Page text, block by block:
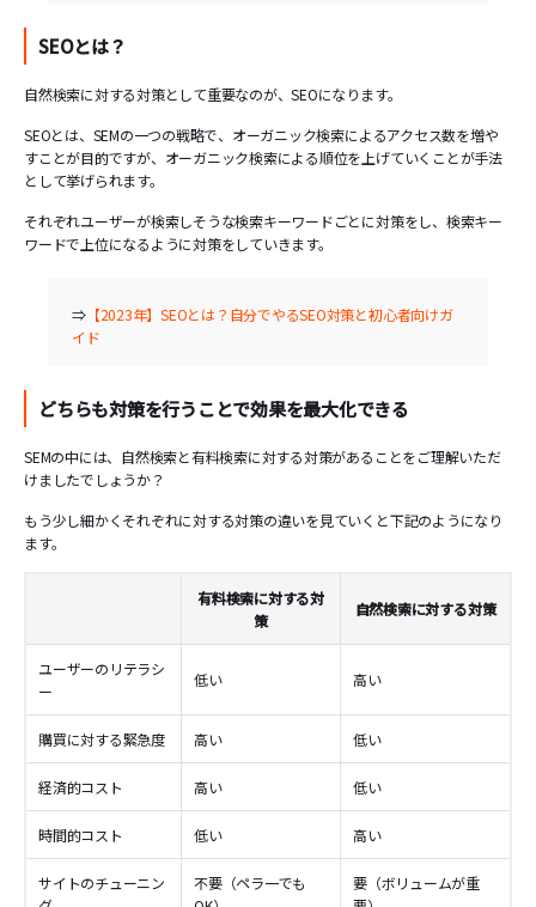
SEOとは？
自然検索に対する対策として重要なのが、SEOになります。
SEOとは、SEMの一つの戦略で、オーガニック検索によるアクセス数を増や
すことが目的ですが、オーガニック検索による順位を上げていくことが手法
として挙げられます。
それぞれユーザーが検索しそうな検索キーワードごとに対策をし、検索キー
ワードで上位になるように対策をしていきます。
⇒【2023年】SEOとは？自分でやるSEO対策と初心者向けガ
イド
どちらも対策を行うことで効果を最大化できる
SEMの中には、自然検索と有料検索に対する対策があることをご理解いただ
けましたでしょうか？
もう少し細かくそれぞれに対する対策の違いを見ていくと下記のようになり
ます。
有料検索に対する対
策
自然検索に対する対策
ユーザーのリテラシ
ー
低い 高い
購買に対する緊急度 高い 低い
経済的コスト 高い 低い
時間的コスト 低い 高い
サイトのチューニン
不要（ペラ一でも
要（ボリュームが重